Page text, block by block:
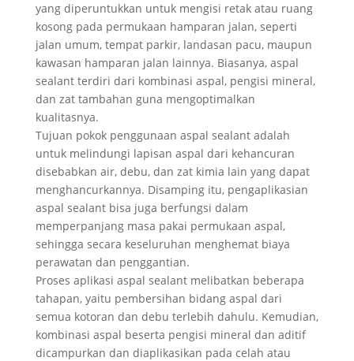
yang diperuntukkan untuk mengisi retak atau ruang
kosong pada permukaan hamparan jalan, seperti
jalan umum, tempat parkir, landasan pacu, maupun
kawasan hamparan jalan lainnya. Biasanya, aspal
sealant terdiri dari kombinasi aspal, pengisi mineral,
dan zat tambahan guna mengoptimalkan
kualitasnya.
Tujuan pokok penggunaan aspal sealant adalah
untuk melindungi lapisan aspal dari kehancuran
disebabkan air, debu, dan zat kimia lain yang dapat
menghancurkannya. Disamping itu, pengaplikasian
aspal sealant bisa juga berfungsi dalam
memperpanjang masa pakai permukaan aspal,
sehingga secara keseluruhan menghemat biaya
perawatan dan penggantian.
Proses aplikasi aspal sealant melibatkan beberapa
tahapan, yaitu pembersihan bidang aspal dari
semua kotoran dan debu terlebih dahulu. Kemudian,
kombinasi aspal beserta pengisi mineral dan aditif
dicampurkan dan diaplikasikan pada celah atau